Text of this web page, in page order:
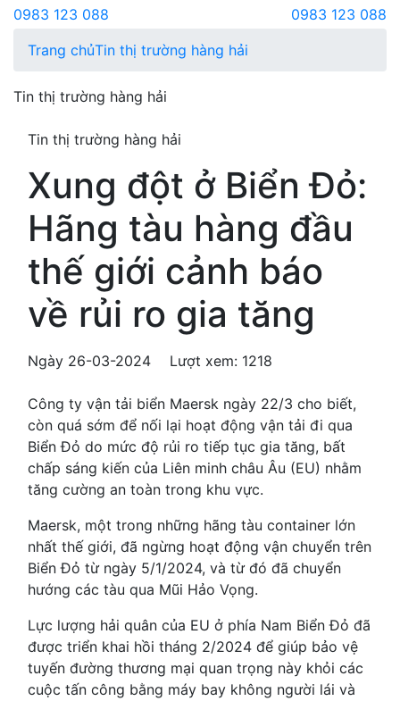
0983 123 088
0983 123 088
Trang chủTin thị trường hàng hải
Tin thị trường hàng hải
Tin thị trường hàng hải
Xung đột ở Biển Đỏ:
Hãng tàu hàng đầu
thế giới cảnh báo
về rủi ro gia tăng
Ngày 26-03-2024 Lượt xem: 1218
Công ty vận tải biển Maersk ngày 22/3 cho biết,
còn quá sớm để nối lại hoạt động vận tải đi qua
Biển Đỏ do mức độ rủi ro tiếp tục gia tăng, bất
chấp sáng kiến của Liên minh châu Âu (EU) nhằm
tăng cường an toàn trong khu vực.
Maersk, một trong những hãng tàu container lớn
nhất thế giới, đã ngừng hoạt động vận chuyển trên
Biển Đỏ từ ngày 5/1/2024, và từ đó đã chuyển
hướng các tàu qua Mũi Hảo Vọng.
Lực lượng hải quân của EU ở phía Nam Biển Đỏ đã
được triển khai hồi tháng 2/2024 để giúp bảo vệ
tuyến đường thương mại quan trọng này khỏi các
cuộc tấn công bằng máy bay không người lái và